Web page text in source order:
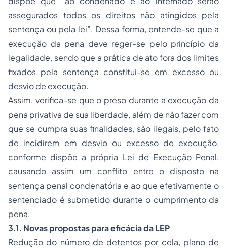
assegurados todos os direitos não atingidos pela
sentença ou pela lei”. Dessa forma, entende-se que a
execução da pena deve reger-se pelo princípio da
legalidade, sendo que a prática de ato fora dos limites
fixados pela sentença constitui-se em excesso ou
desvio de execução.
Assim, verifica-se que o preso durante a execução da
pena privativa de sua liberdade, além de não fazer com
que se cumpra suas finalidades, são ilegais, pelo fato
de incidirem em desvio ou excesso de execução,
conforme dispõe a própria Lei de Execução Penal,
causando assim um conflito entre o disposto na
sentença penal condenatória e ao que efetivamente o
sentenciado é submetido durante o cumprimento da
pena.
3.1. Novas propostas para eficácia da LEP
Redução do número de detentos por cela, plano de